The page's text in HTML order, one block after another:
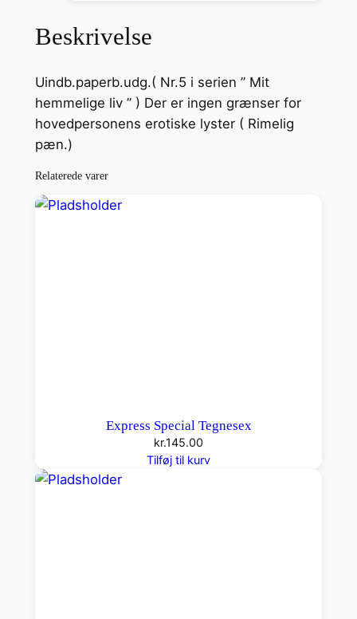
Beskrivelse
Uindb.paperb.udg.( Nr.5 i serien ” Mit
hemmelige liv ” ) Der er ingen grænser for
hovedpersonens erotiske lyster ( Rimelig
pæn.)
Relaterede varer
Express Special Tegnesex
kr.145.00
Tilføj til kurv